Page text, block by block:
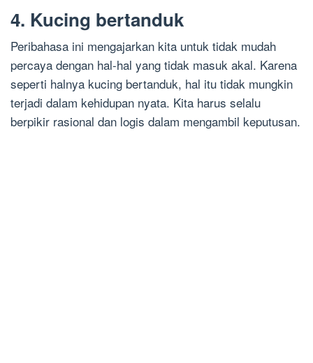
4. Kucing bertanduk
Peribahasa ini mengajarkan kita untuk tidak mudah
percaya dengan hal-hal yang tidak masuk akal. Karena
seperti halnya kucing bertanduk, hal itu tidak mungkin
terjadi dalam kehidupan nyata. Kita harus selalu
berpikir rasional dan logis dalam mengambil keputusan.